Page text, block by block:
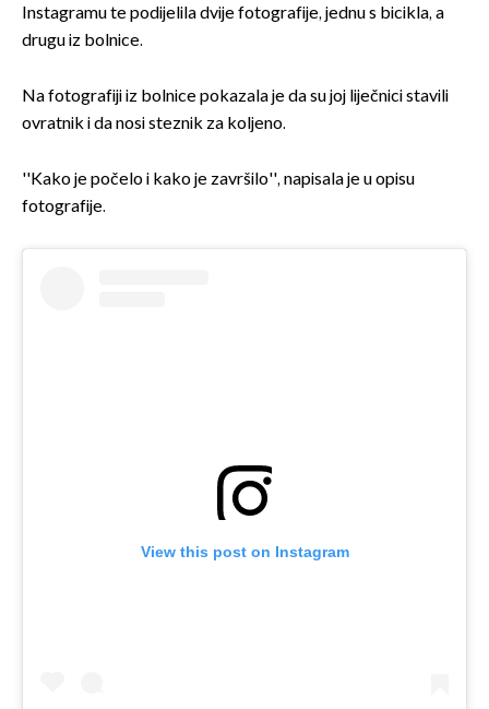
Instagramu te podijelila dvije fotografije, jednu s bicikla, a
drugu iz bolnice.
Na fotografiji iz bolnice pokazala je da su joj liječnici stavili
ovratnik i da nosi steznik za koljeno.
''Kako je počelo i kako je završilo'', napisala je u opisu
fotografije.
View this post on Instagram